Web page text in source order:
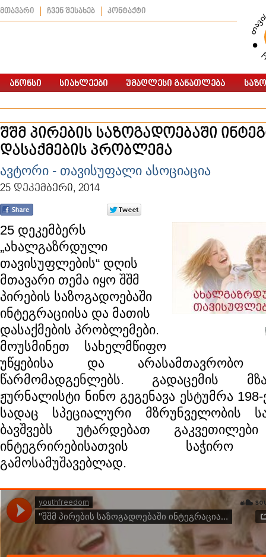
მთავარი ჩვენ შესახებ კონტაქტი
შშმ პირების საზოგადოებაში
დასაქმების პრობლემა
ავტორი - თავისუფალი ასოციაცია
25 დეკემბერი, 2014
25 დეკემბერს
„ახალგაზრდული
თავისუფლების“ დღის
მთავარი თემა იყო შშმ
პირების საზოგადოებაში
ინტეგრაციისა და მათის
დასაქმების პრობლემები.
მოუსმინეთ სახელმწიფო
უწყებისა და არასამთავრობო
წარმომადგენლებს. გადაცემის
ჟურნალისტი ნინო გეგენავა ესტუმრა
სადაც სპეციალური მზრუნველობის
ბავშვებს უტარდებათ გაკვეთილები
ინტეგრირებისათვის საჭირო
გამოსამუშავებლად.